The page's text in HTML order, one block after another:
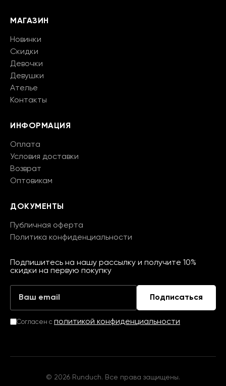
МАГАЗИН
Новинки
Скидки
Девочки
Девушки
Ателье
Контакты
ИНФОРМАЦИЯ
Оплата
Условия доставки
Возврат
Оптовикам
ДОКУМЕНТЫ
Публичная оферта
Политика конфиденциальности
Подпишитесь на нашу рассылку и получите 10%
скидки на первую покупку
Подписаться
Согласен с политикой конфиденциальности
© 2026 Runduch. Все права защищены.